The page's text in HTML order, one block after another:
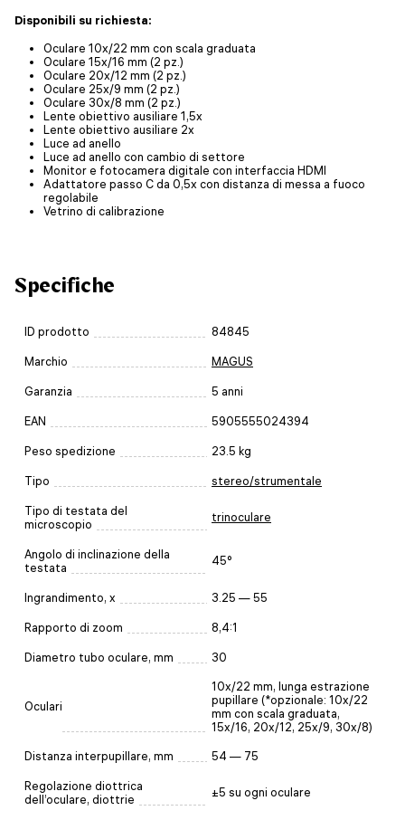
Disponibili su richiesta:
Oculare 10x/22 mm con scala graduata
Oculare 15x/16 mm (2 pz.)
Oculare 20x/12 mm (2 pz.)
Oculare 25x/9 mm (2 pz.)
Oculare 30x/8 mm (2 pz.)
Lente obiettivo ausiliare 1,5x
Lente obiettivo ausiliare 2x
Luce ad anello
Luce ad anello con cambio di settore
Monitor e fotocamera digitale con interfaccia HDMI
Adattatore passo C da 0,5x con distanza di messa a fuoco
regolabile
Vetrino di calibrazione
Specifiche
ID prodotto 84845
Marchio MAGUS
Garanzia 5 anni
EAN 5905555024394
Peso spedizione 23.5 kg
Tipo stereo/strumentale
Tipo di testata del
microscopio
trinoculare
Angolo di inclinazione della
testata
45°
Ingrandimento, x 3.25 — 55
Rapporto di zoom 8,4:1
Diametro tubo oculare, mm 30
Oculari
10x/22 mm, lunga estrazione
pupillare (*opzionale: 10x/22
mm con scala graduata,
15x/16, 20x/12, 25x/9, 30x/8)
Distanza interpupillare, mm 54 — 75
Regolazione diottrica
dell’oculare, diottrie
±5 su ogni oculare